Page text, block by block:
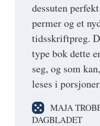
dessuten
permer og et
tidsskriftpreg.
type bok dette
seg, og som
leses i
MAJA
DAGBLADET